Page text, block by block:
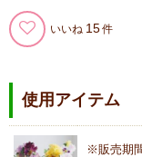
いいね 15
使用アイテム
※販売期